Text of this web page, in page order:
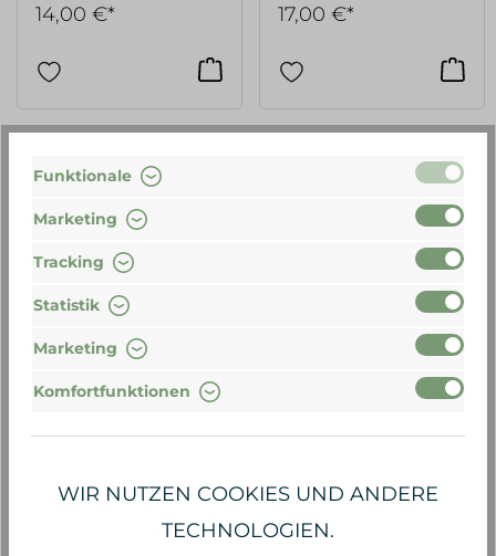
14,00 €* 17,00 €*
Pure U
Glow
21,00 €*
Day
21,00 €*
Funktionale
Marketing
Tracking
Statistik
Marketing
Komfortfunktionen
WIR NUTZEN COOKIES UND ANDERE
TECHNOLOGIEN.